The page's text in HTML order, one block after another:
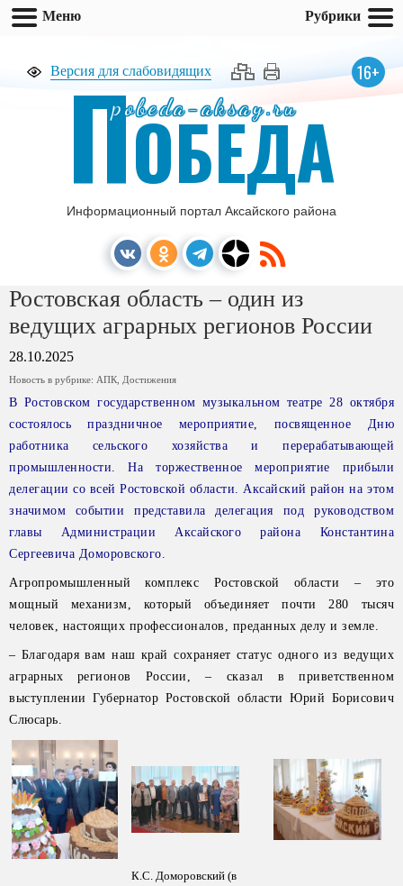
Версия для слабовидящих 16+
pobeda-aksay.ru
ПОБЕДА
Информационный портал Аксайского района
Ростовская область – один из
ведущих аграрных регионов России
28.10.2025
Новость в рубрике: АПК Достижения
В Ростовском государственном музыкальном театре 28 октября
состоялось праздничное мероприятие, посвященное Дню
работника сельского хозяйства и перерабатывающей
промышленности. На торжественное мероприятие прибыли
делегации со всей Ростовской области. Аксайский район на этом
значимом событии представила делегация под руководством
главы Администрации Аксайского района Константина
Сергеевича Доморовского.
Агропромышленный комплекс Ростовской области – это
мощный механизм, который объединяет почти 280 тысяч
человек, настоящих профессионалов, преданных делу и земле.
– Благодаря вам наш край сохраняет статус одного из ведущих
аграрных регионов России, – сказал в приветственном
выступлении Губернатор Ростовской области Юрий Борисович
Слюсарь.
К.С. Доморовский (в
Меню Рубрики